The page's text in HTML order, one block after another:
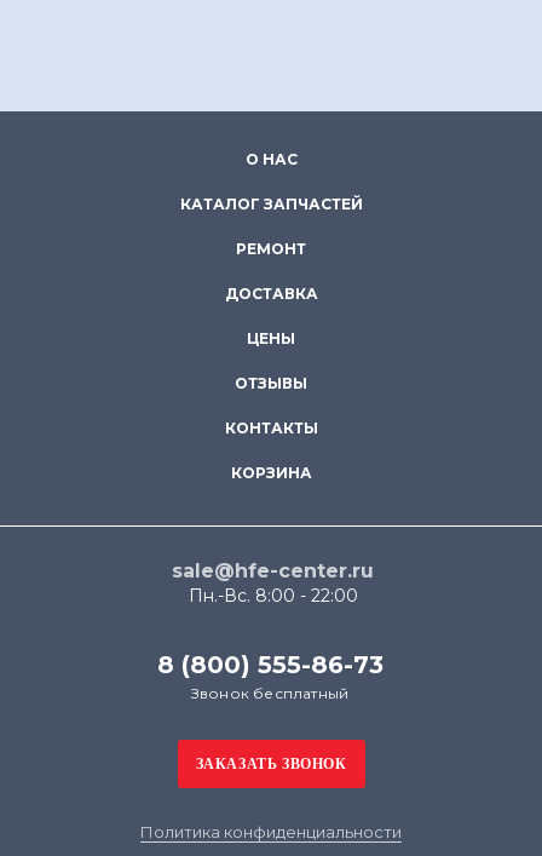
О НАС
КАТАЛОГ ЗАПЧАСТЕЙ
РЕМОНТ
ДОСТАВКА
ЦЕНЫ
ОТЗЫВЫ
КОНТАКТЫ
КОРЗИНА
sale@hfe-center.ru
Пн.-Вс. 8:00 - 22:00
8 (800) 555-86-73
Звонок бесплатный
Политика конфиденциальности